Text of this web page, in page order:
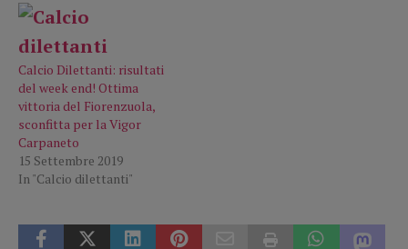
Calcio Dilettanti: risultati
del week end! Ottima
vittoria del Fiorenzuola,
sconfitta per la Vigor
Carpaneto
15 Settembre 2019
In "Calcio dilettanti"